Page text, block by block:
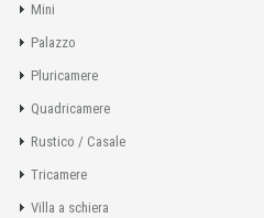
Mini
Palazzo
Pluricamere
Quadricamere
Rustico / Casale
Tricamere
Villa a schiera